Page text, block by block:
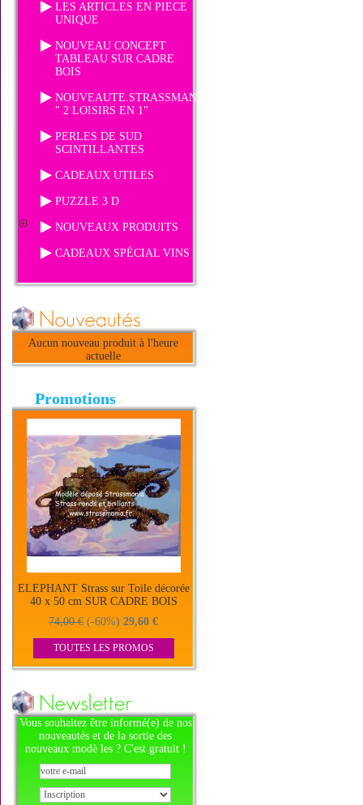
LES ARTICLES EN PIECE
UNIQUE
NOUVEAU CONCEPT
TABLEAU SUR CADRE
BOIS
NOUVEAUTE.STRASSMANIA
" 2 LOISIRS EN 1"
PERLES DE SUD
SCINTILLANTES
CADEAUX UTILES
PUZZLE 3 D
NOUVEAUX PRODUITS
CADEAUX SPÉCIAL VINS
Aucun nouveau produit à l'heure
actuelle
Promotions
ELEPHANT Strass sur Toile décorée
40 x 50 cm SUR CADRE BOIS
74,00 € (-60%) 29,60 €
TOUTES LES PROMOS
Vous souhaitez être informé(e) de nos
nouveautés et de la sortie des
nouveaux modè les ? C'est gratuit !